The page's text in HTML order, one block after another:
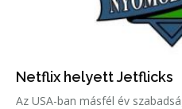
Netflix helyett Jetflicks
Az USA-ban másfél év